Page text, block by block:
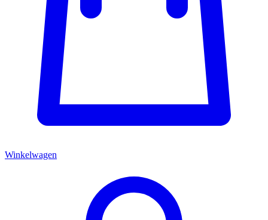
Winkelwagen